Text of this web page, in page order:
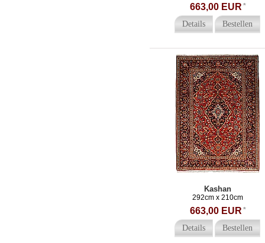
663,00 EUR *
Details Bestellen
Kashan
292cm x 210cm
663,00 EUR *
Details Bestellen